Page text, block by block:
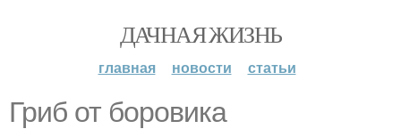
ДАЧНАЯ ЖИЗНЬ
главная новости статьи
Гриб от боровика